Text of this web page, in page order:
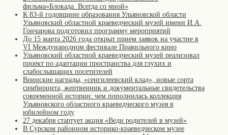
фильма«Блокада. Всегда со мной»
К 83-й годовщине образования Ульяновской области
Ульяновский областной краеведческий музей имени И.А.
Гончарова подготовил программу мероприятий
До 15 марта 2026 года открыт прием заявок на участие в
VI Международном фестивале Правильного кино
Ульяновский областной краеведческий музей реализовал
проект по адаптации пространства для глухих и
слабослышащих посетителей
Воинские награды, «сенгилеевский клад», новые сорта
симбирцита, жертвенник и документальные свидетельства
современной истории: чем пополнилась коллекция
Ульяновского областного краеведческого музея в
юбилейном году
27 декабря стартует акция «Веди родителей в музей»
В Сурском районном историко-краеведческом музее